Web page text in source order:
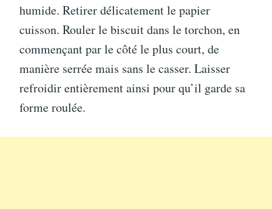
humide. Retirer délicatement le papier
cuisson. Rouler le biscuit dans le torchon, en
commençant par le côté le plus court, de
manière serrée mais sans le casser. Laisser
refroidir entièrement ainsi pour qu’il garde sa
forme roulée.